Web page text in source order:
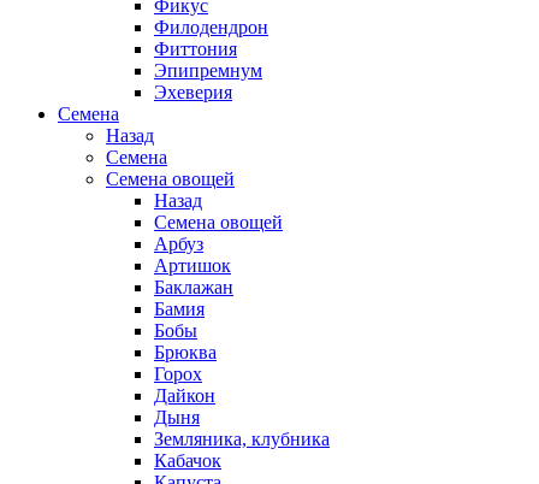
Фикус
Филодендрон
Фиттония
Эпипремнум
Эхеверия
Семена
Назад
Семена
Семена овощей
Назад
Семена овощей
Арбуз
Артишок
Баклажан
Бамия
Бобы
Брюква
Горох
Дайкон
Дыня
Земляника, клубника
Кабачок